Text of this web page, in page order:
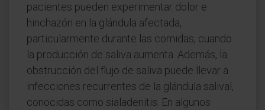
pacientes pueden experimentar dolor e
hinchazón en la glándula afectada,
particularmente durante las comidas, cuando
la producción de saliva aumenta. Además, la
obstrucción del flujo de saliva puede llevar a
infecciones recurrentes de la glándula salival,
conocidas como sialadenitis. En algunos